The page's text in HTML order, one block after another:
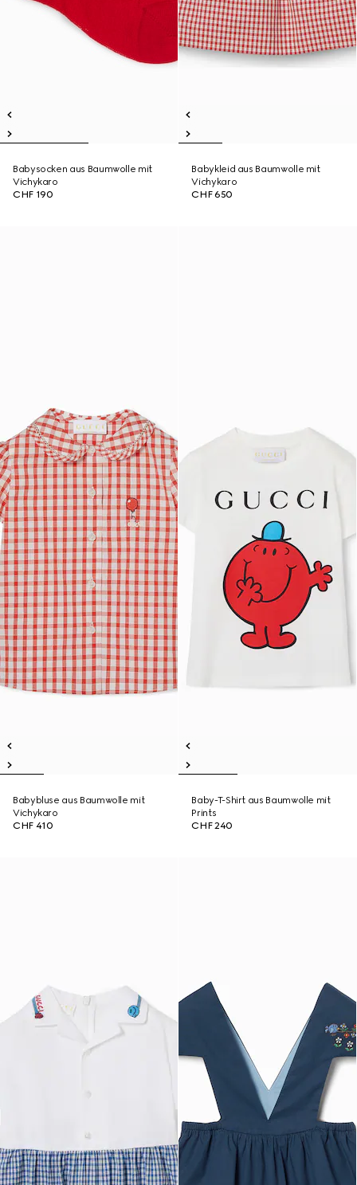
Babysocken aus Baumwolle mit
Vichykaro
CHF 190
Babykleid aus Baumwolle mit
Vichykaro
CHF 650
Babybluse aus Baumwolle mit
Vichykaro
CHF 410
Baby-T-Shirt aus Baumwolle mit
Prints
CHF 240